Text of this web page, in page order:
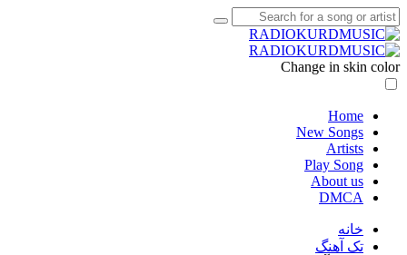
Change in skin color
Home
New Songs
Artists
Play Song
About us
DMCA
خانه
تک آهنگ